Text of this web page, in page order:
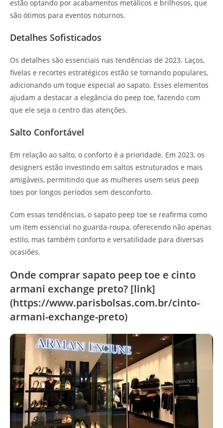
estão optando por acabamentos metálicos e brilhosos, que
são ótimos para eventos noturnos.
Detalhes Sofisticados
Os detalhes são essenciais nas tendências de 2023. Laços,
fivelas e recortes estratégicos estão se tornando populares,
adicionando um toque especial ao sapato. Esses elementos
ajudam a destacar a elegância do peep toe, fazendo com
que ele seja o centro das atenções.
Salto Confortável
Em relação ao salto, o conforto é a prioridade. Em 2023, os
designers estão investindo em saltos estruturados e mais
amigáveis, permitindo que as mulheres usem seus peep
toes por longos períodos sem desconforto.
Com essas tendências, o sapato peep toe se reafirma como
um item essencial no guarda-roupa, oferecendo não apenas
estilo, mas também conforto e versatilidade para diversas
ocasiões.
Onde comprar sapato peep toe e cinto
armani exchange preto? [link]
(https://www.parisbolsas.com.br/cinto-
armani-exchange-preto)